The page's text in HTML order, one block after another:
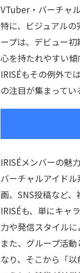
VTuber・バーチャ
特に、ビジュアル
ープは、デビュー
心を持たれやすい傾
IRISÉもその例外で
の注目が集まってい
IRISÉメンバーの魅
バーチャルアイド
画、SNS投稿など、
IRISÉも、単にキャ
力や発信スタイルに
また、グループ活
なり、そこから「